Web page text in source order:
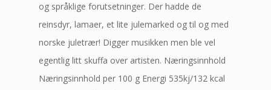
og språklige forutsetninger. Der hadde de
reinsdyr, lamaer, et lite julemarked og til og med
norske juletrær! Digger musikken men ble vel
egentlig litt skuffa over artisten. Næringsinnhold
Næringsinnhold per 100 g Energi 535kj/132 kcal